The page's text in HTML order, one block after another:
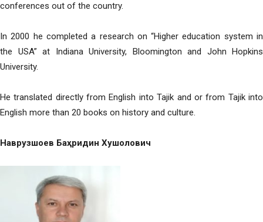
conferences out of the country.
In 2000 he completed a research on “Higher education system in
the USA” at Indiana University, Bloomington and John Hopkins
University.
He translated directly from English into Tajik and or from Tajik into
English more than 20 books on history and culture.
Наврузшоев Баҳридин Хушолович